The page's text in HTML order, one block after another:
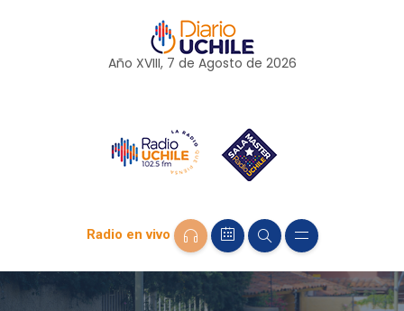
Año XVIII, 7 de Agosto de 2026
Radio en vivo